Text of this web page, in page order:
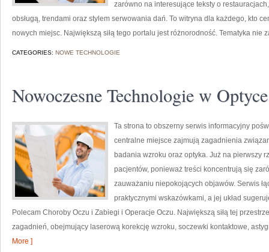
zarówno na interesujące teksty o
obsługą, trendami oraz stylem serwowania dań. To witryna dla każdego, kto
nowych miejsc. Największą siłą tego portalu jest różnorodność. Tematyka nie
CATEGORIES: NOWE TECHNOLOGIE
Nowoczesne Technologie w Optyce
Ta strona to obszerny serwis informacyjny
centralne miejsce zajmują zagadnienia
badania wzroku oraz optyka. Już na pierwszy
pacjentów, ponieważ treści koncentrują się
zauważaniu niepokojących objawów. Serwis
praktycznymi wskazówkami, a jej układ
Polecam Choroby Oczu i Zabiegi i Operacje Oczu. Największą siłą tej
zagadnień, obejmujący laserową korekcję wzroku, soczewki kontaktowe,
More ]